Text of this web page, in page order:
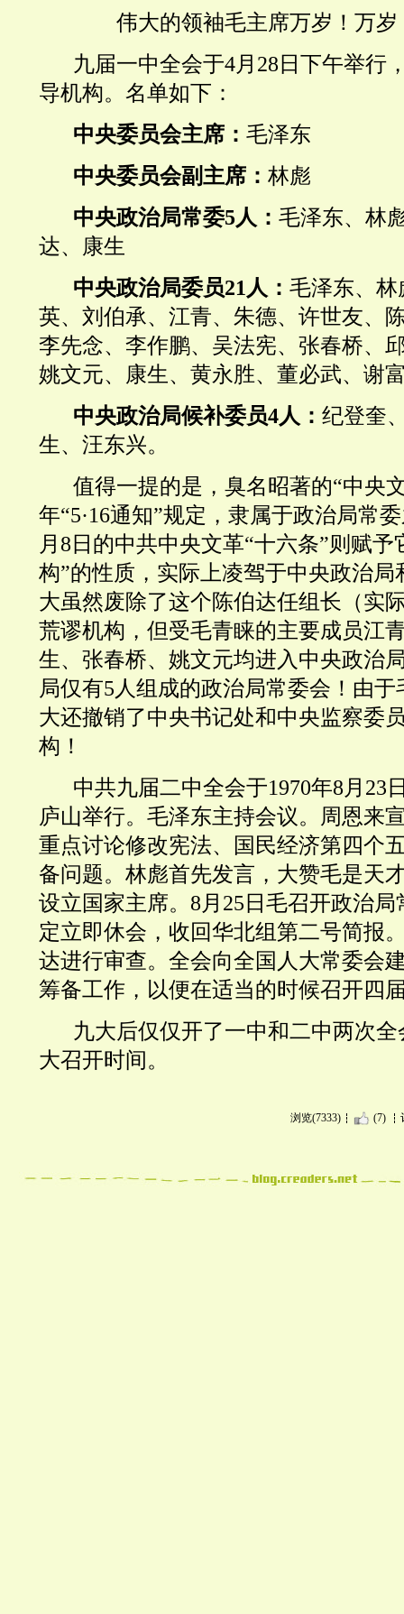
伟大的领袖毛主席万岁！万
九届一中全会于4月28日下午举行
导机构。名单如下：
中央委员会主席：毛泽东
中央委员会副主席：林彪
中央政治局常委5人：毛泽东、林
达、康生
中央政治局委员21人：毛泽东、
英、刘伯承、江青、朱德、许世友、
李先念、李作鹏、吴法宪、张春桥、
姚文元、康生、黄永胜、董必武、谢
中央政治局候补委员4人：纪登奎
生、汪东兴。
值得一提的是，臭名昭著的“中央
年“5·16通知”规定，隶属于政治局常
月8日的中共中央文革“十六条”则赋予
构”的性质，实际上凌驾于中央政治局
大虽然废除了这个陈伯达任组长（实
荒谬机构，但受毛青睐的主要成员江
生、张春桥、姚文元均进入中央政治
局仅有5人组成的政治局常委会！由
大还撤销了中央书记处和中央监察委
构！
中共九届二中全会于1970年8月23
庐山举行。毛泽东主持会议。周恩来
重点讨论修改宪法、国民经济第四个
备问题。林彪首先发言，大赞毛是天
设立国家主席。8月25日毛召开政治
定立即休会，收回华北组第二号简报
达进行审查。全会向全国人大常委会
筹备工作，以便在适当的时候召开四
九大后仅仅开了一中和二中两次
大召开时间。
浏览(7333) (7)